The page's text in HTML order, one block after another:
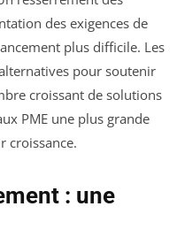
des exigences de
plus difficile. Les
pour soutenir
croissant de solutions
PME une plus grande
croissance.
: une